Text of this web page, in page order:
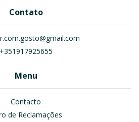
Contato
+351917925655
Menu
Contacto
de Reclamações